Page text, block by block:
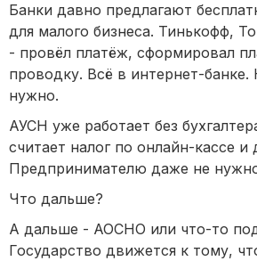
Банки давно предлагают
для малого бизнеса. Тинькофф,
- провёл платёж, сформировал
проводку. Всё в интернет-
нужно.
АУСН уже работает без
считает налог по онлайн-кассе и
Предпринимателю даже не
Что дальше?
А дальше - АОСНО или что-то
Государство движется к тому,